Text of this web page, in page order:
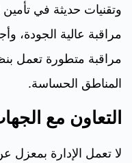
وتقنيات حديثة في تأمين
مراقبة عالية الجودة،
المناطق الحساسة.
التعاون مع
لا تعمل الإدارة